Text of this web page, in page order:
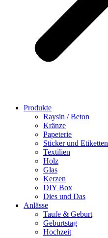
Produkte
Raysin / Beton
Kränze
Papeterie
Sticker und Etiketten
Textilien
Holz
Glas
Kerzen
DIY Box
Dies und Das
Anlässe
Taufe & Geburt
Geburtstag
Hochzeit